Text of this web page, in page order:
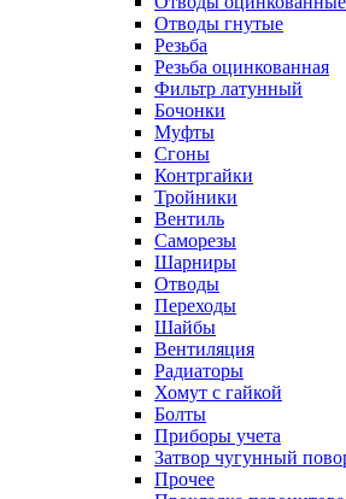
Отводы гнутые
Резьба
Резьба оцинкованная
Фильтр латунный
Бочонки
Муфты
Сгоны
Контргайки
Тройники
Вентиль
Саморезы
Шарниры
Отводы
Переходы
Шайбы
Вентиляция
Радиаторы
Хомут с гайкой
Болты
Приборы учета
Затвор чугунный
Прочее